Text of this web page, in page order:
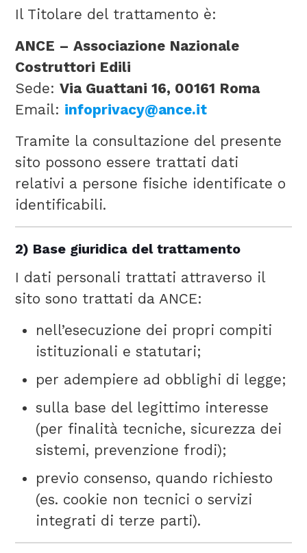
Il Titolare del trattamento è:
ANCE – Associazione Nazionale
Costruttori Edili
Sede:Via Guattani 16, 00161 Roma
Email: infoprivacy@ance.it
Tramite la consultazione del presente
sito possono essere trattati dati
relativi a persone fisiche identificate o
identificabili.
2) Base giuridica del trattamento
I dati personali trattati attraverso il
sito sono trattati da ANCE:
nell’esecuzione dei propri compiti
istituzionali e statutari;
per adempiere ad obblighi di legge;
sulla base del legittimo interesse
(per finalità tecniche, sicurezza dei
sistemi, prevenzione frodi);
previo consenso, quando richiesto
(es. cookie non tecnici o servizi
integrati di terze parti).